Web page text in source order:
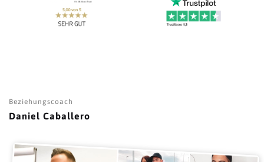
Beziehungscoach
Daniel Caballero